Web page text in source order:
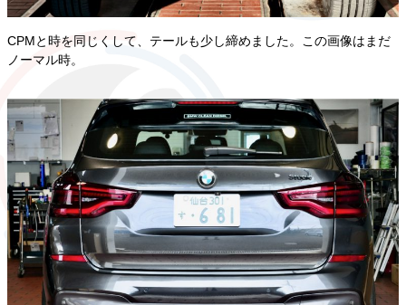
CPMと時を同じくして、テールも少し締めました。この画像はまだ
ノーマル時。